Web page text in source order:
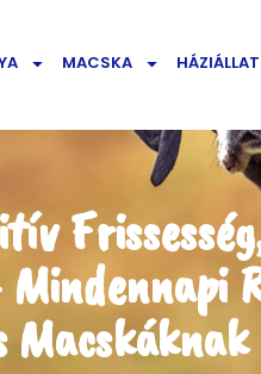
MACSKA HÁZIÁLLAT